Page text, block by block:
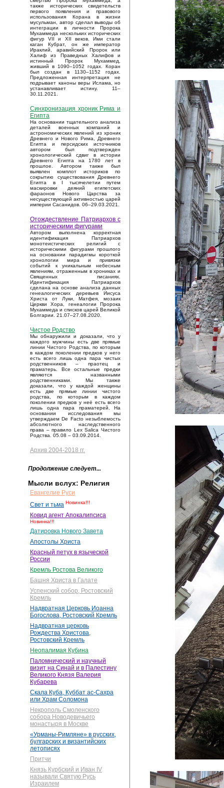
также исторических свидетельств
первого появления и правового
использования Корана в жизни
мусульман, автор сделал выводы об
интеграции в личности Пророка
Мухаммеда нескольких исторических
фигур VII и XII веков. Ими стали
каган Кубрат, он же император
Ираклий, аравийский Пророк или
Халиф из Праведных Халифов и
истинный Пророк Мухаммед,
живший в 1090–1052 годах. Коран
был создан в 1130–1152 годах.
Предложенная интерпретация не
подрывает каноны веры Ислама, но
устанавливает истину. 11–
30.11.2021.
Синхронизация хроник Рима и
Египта
На основании тщательного анализа
деталей военных компаний и
астрономических явлений из хроник
Древнего и Нового Рима, Древнего
Египта и персидских источников
автором был подтвержден
хронологический сдвиг в истории
Древнего Египта на 1780 лет в
прошлое. Автором также был
выявлен комплот историков по
сокрытию существования Древнего
Египта в I тысячелетии путем
маскировки деяний египетских
фараонов Нового Царства за
несуществующей активностью царей
империи Сасанидов. 06–29.03.2021.
Отождествление Патриархов с
историческими фигурами
Автором выполнена корректная
идентификация Патриархов
монотеистических религий с
историческими фигурами прошлого
на основании парадигмы короткой
хронологии мира и привязки
событий к уникальным небесным
явлениям, отраженным в хрониках и
Священных писаниях.
Идентификация Патриархов
сделана на основе анализа данных
генеалогических деревьев Иисуса
Христа от Луки, Матфея, мозаик
Церкви Хора, генеалогии Пророка
Мухаммеда и списков царей Великой
Болгарии. 21.07–27.08.2020.
Чистое Родство
Мы обнаружили и доказали, что у
каждого мужчины есть две прямые
линии Чистого Родства, по которым
в каждом поколении предков у него
есть всего лишь одна пара чистых
родственников – праотец и
праматерь. Все остальные предки
являются названными
родственниками. Мы также
доказали, что у каждой женщины
есть две прямые линии чистого
родства, по которым в каждом
поколении предков у неё есть всего
лишь одна пара праматерей. На
основании исследования мы
утверждаем De Facto незыблемость
абсолютного наследственного
права – правило Lex Salica Чистого
Родства. 05.08 – 03.09.2014.
Архив 2004-2018 гг.
Продолжение следует...
Мысли вслух: Религия
Евангелие Руси
Свет и тьма Новинка!!!
Ковид агент Апокалипсиса
Новинка!!!
Датировка Нового Завета
Апостолы Христа
Красный петух в языческой
России
Кремль Ростова Великого
Башня Христа в Галате
Успенский собор, Ростовский
Кремль
Надвратная Церковь Иоанна
Богослова, Ростовский Кремль
Надвратная церковь
Рождества Христова,
Ростовский Кремль
Неопалимая Кубина
Паломнический и научный
визит на Синай и в Палестину
Великого Князя Валерия
Кубарева
Скала Куба, Куббат ас-Сахра
или Храм Соломона
Некрополь Смоленского
собора Новодевичьего
монастыря в Москве
«Урманы-Римляне» в русских,
булгарских и византийских
летописях
Притчи
Князь Курбский и Иван IV
называли Святую Русь
Израилем